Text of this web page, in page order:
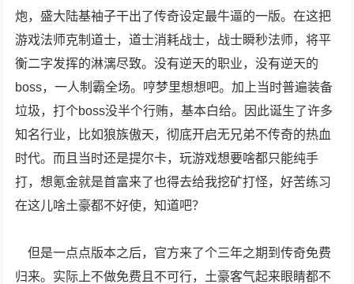
炮，盛大陆基袖子干出了传奇设定最牛逼的一版。在这把
游戏法师克制道士，道士消耗战士，战士瞬秒法师，将平
衡二字发挥的淋漓尽致。没有逆天的职业，没有逆天的
boss，一人制霸全场。哼梦里想想吧。加上当时普遍装备
垃圾，打个boss没半个行贿，基本白给。因此诞生了许多
知名行业，比如狼族傲天，彻底开启无兄弟不传奇的热血
时代。而且当时还是提尔卡，玩游戏想要啥都只能纯手
打，想氪金就是首富来了也得去给我挖矿打怪，好苦练习
在这儿啥土豪都不好使，知道吧？
但是一点点版本之后，官方来了个三年之期到传奇免费
归来。实际上不做免费且不可行，土豪客气起来眼睛都不